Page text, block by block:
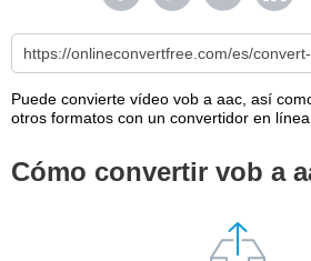
Puede convierte vídeo vob a aac, así
otros formatos con un convertidor en línea
Cómo convertir vob a